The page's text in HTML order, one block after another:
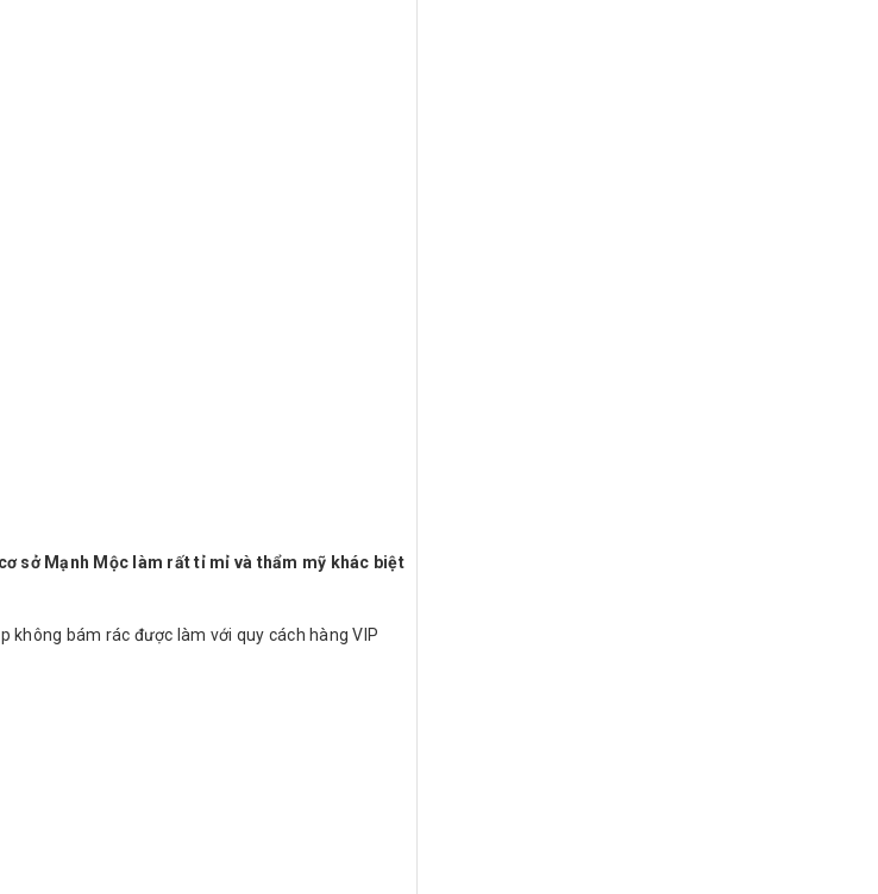
sở Mạnh Mộc làm rất tỉ mỉ và thẩm mỹ khác biệt
không bám rác được làm với quy cách hàng VIP